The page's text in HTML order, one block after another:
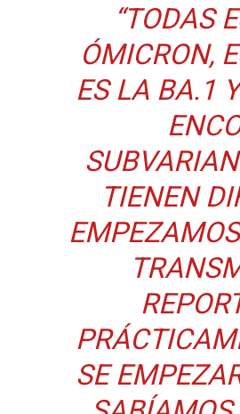
“TODAS
ÓMICRON,
ES LA BA.1
TIENEN
SE